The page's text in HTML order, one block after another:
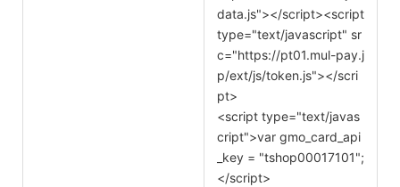
data.js"></script><script
type="text/javascript" sr
c="https://pt01.mul-pay.j
p/ext/js/token.js"></scri
pt>
<script type="text/javas
cript">var gmo_card_api
_key = "tshop00017101";
</script>